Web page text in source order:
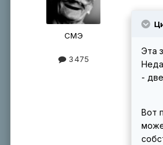
СМЭ
3 475
Эта
-
Вот